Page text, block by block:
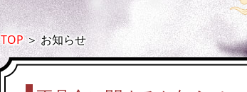
TOP＞お知らせ